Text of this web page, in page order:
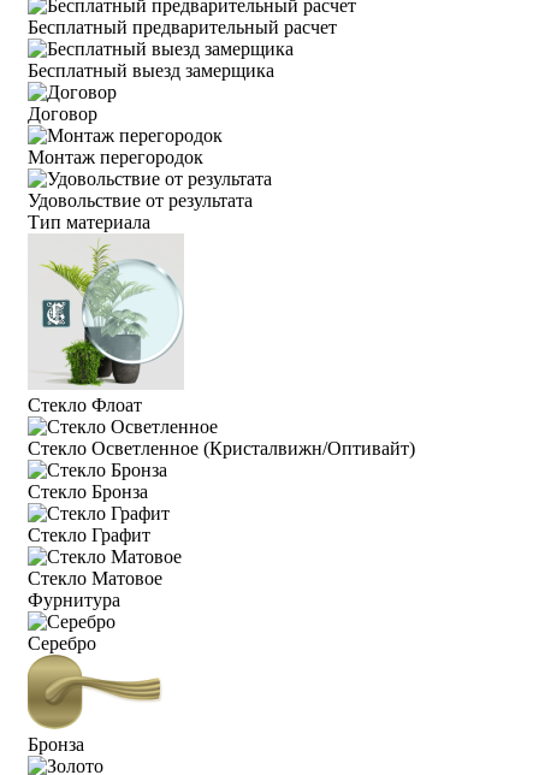
Бесплатный предварительный расчет
Бесплатный выезд замерщика
Договор
Монтаж перегородок
Удовольствие от результата
Тип материала
Стекло Флоат
Стекло Осветленное (Кристалвижн/Оптивайт)
Стекло Бронза
Стекло Графит
Стекло Матовое
Фурнитура
Серебро
Бронза